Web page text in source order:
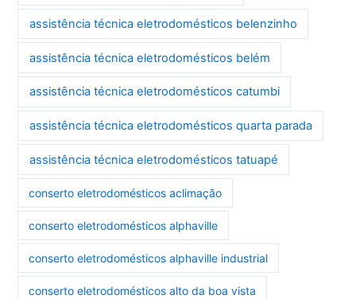
assistência técnica eletrodomésticos belenzinho
assistência técnica eletrodomésticos belém
assistência técnica eletrodomésticos catumbi
assistência técnica eletrodomésticos quarta parada
assistência técnica eletrodomésticos tatuapé
conserto eletrodomésticos aclimação
conserto eletrodomésticos alphaville
conserto eletrodomésticos alphaville industrial
conserto eletrodomésticos alto da boa vista